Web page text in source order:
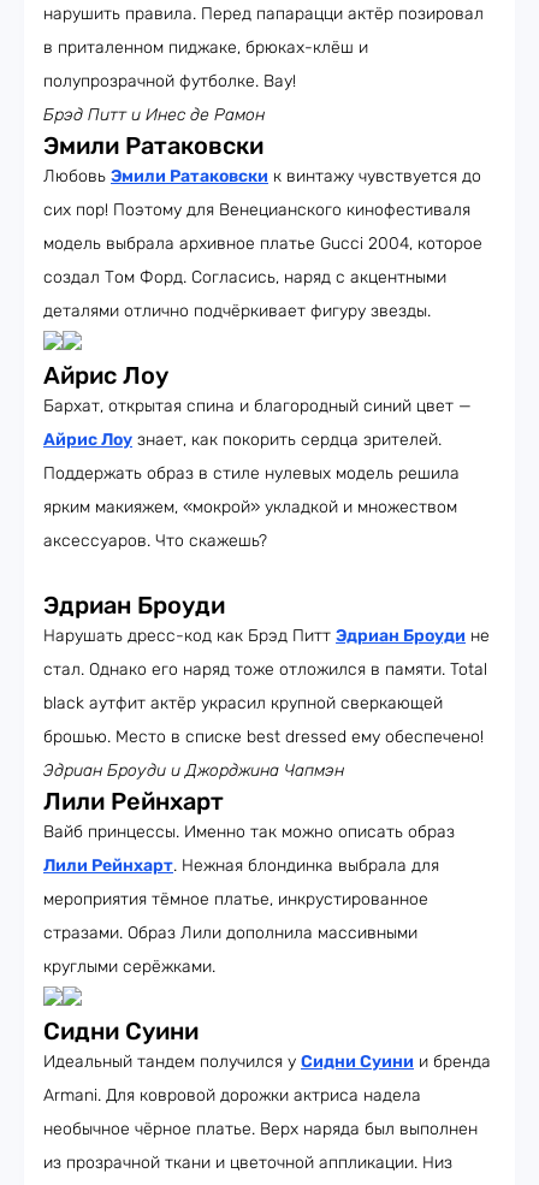
нарушить правила. Перед папарацци актёр позировал
в приталенном пиджаке, брюках-клёш и
полупрозрачной футболке. Вау!
Брэд Питт и Инес де Рамон
Эмили Ратаковски
Любовь Эмили Ратаковски к винтажу чувствуется до
сих пор! Поэтому для Венецианского кинофестиваля
модель выбрала архивное платье Gucci 2004, которое
создал Том Форд. Согласись, наряд с акцентными
деталями отлично подчёркивает фигуру звезды.
Айрис Лоу
Бархат, открытая спина и благородный синий цвет —
Айрис Лоу знает, как покорить сердца зрителей.
Поддержать образ в стиле нулевых модель решила
ярким макияжем, «мокрой» укладкой и множеством
аксессуаров. Что скажешь?
Эдриан Броуди
Нарушать дресс-код как Брэд Питт Эдриан Броуди не
стал. Однако его наряд тоже отложился в памяти. Total
black аутфит актёр украсил крупной сверкающей
брошью. Место в списке best dressed ему обеспечено!
Эдриан Броуди и Джорджина Чапмэн
Лили Рейнхарт
Вайб принцессы. Именно так можно описать образ
Лили Рейнхарт. Нежная блондинка выбрала для
мероприятия тёмное платье, инкрустированное
стразами. Образ Лили дополнила массивными
круглыми серёжками.
Сидни Суини
Идеальный тандем получился у Сидни Суини и бренда
Armani. Для ковровой дорожки актриса надела
необычное чёрное платье. Верх наряда был выполнен
из прозрачной ткани и цветочной аппликации. Низ